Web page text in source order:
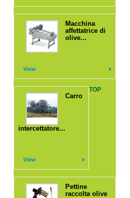
Macchina
affettatrice di
olive...
View
Carro
intercettatore...
View
Pettine
raccolta olive
TOP